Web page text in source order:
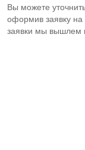
Вы можете
оформив заявку на
заявки мы вышлем